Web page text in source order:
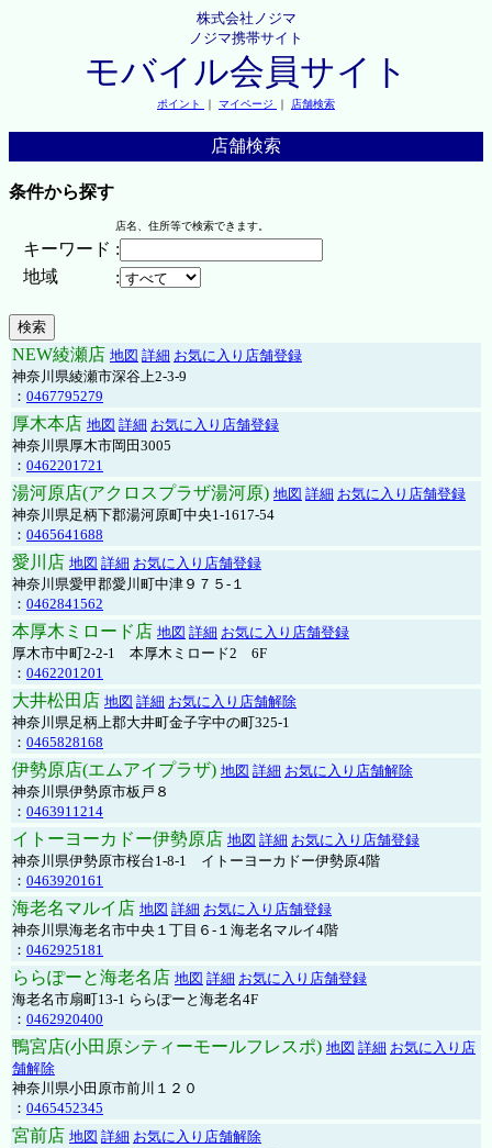
株式会社ノジマ
ノジマ携帯サイト
モバイル会員サイト
ポイント ｜ マイページ ｜ 店舗検索
店舗検索
条件から探す
店名、住所等で検索できます。
キーワード :
地域
:
NEW綾瀬店 地図 詳細 お気に入り店舗登録
神奈川県綾瀬市深谷上2-3-9
： 0467795279
厚木本店 地図 詳細 お気に入り店舗登録
神奈川県厚木市岡田3005
： 0462201721
湯河原店(アクロスプラザ湯河原) 地図 詳細 お気に入り店舗登録
神奈川県足柄下郡湯河原町中央1-1617-54
： 0465641688
愛川店 地図 詳細 お気に入り店舗登録
神奈川県愛甲郡愛川町中津９７５-１
： 0462841562
本厚木ミロード店 地図 詳細 お気に入り店舗登録
厚木市中町2-2-1 本厚木ミロード2 6F
： 0462201201
大井松田店 地図 詳細 お気に入り店舗解除
神奈川県足柄上郡大井町金子字中の町325-1
： 0465828168
伊勢原店(エムアイプラザ) 地図 詳細 お気に入り店舗解除
神奈川県伊勢原市板戸８
： 0463911214
イトーヨーカドー伊勢原店 地図 詳細 お気に入り店舗登録
神奈川県伊勢原市桜台1-8-1 イトーヨーカドー伊勢原4階
： 0463920161
海老名マルイ店 地図 詳細 お気に入り店舗登録
神奈川県海老名市中央１丁目６-１海老名マルイ4階
： 0462925181
ららぽーと海老名店 地図 詳細 お気に入り店舗登録
海老名市扇町13-1 ららぽーと海老名4F
： 0462920400
鴨宮店(小田原シティーモールフレスポ) 地図 詳細 お気に入り店
舗解除
神奈川県小田原市前川１２０
： 0465452345
宮前店 地図 詳細 お気に入り店舗解除